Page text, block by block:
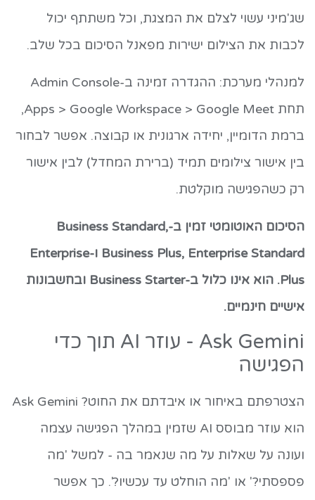
שג'מיני עשוי לצלם את המצגת, וכל משתתף יכול
לכבות את הצילום ישירות מפאנל הסיכום בכל שלב.
למנהלי מערכת: ההגדרה זמינה ב-Admin Console
תחת Apps > Google Workspace > Google Meet,
ברמת הדומיין, יחידה ארגונית או קבוצה. אפשר לבחור
בין אישור צילומים תמיד (ברירת המחדל) לבין אישור
רק כשהפגישה מוקלטת.
הסיכום האוטומטי זמין ב-Business Standard,
Business Plus, Enterprise Standard ו-Enterprise
Plus. הוא אינו כלול ב-Business Starter ובחשבונות
אישיים חינמיים.
Ask Gemini - עוזר AI תוך כדי
הפגישה
הצטרפתם באיחור או איבדתם את החוט? Ask Gemini
הוא עוזר מבוסס AI שזמין במהלך הפגישה עצמה
ועונה על שאלות על מה שנאמר בה - למשל 'מה
פספסתי?' או 'מה הוחלט עד עכשיו?'. כך אפשר